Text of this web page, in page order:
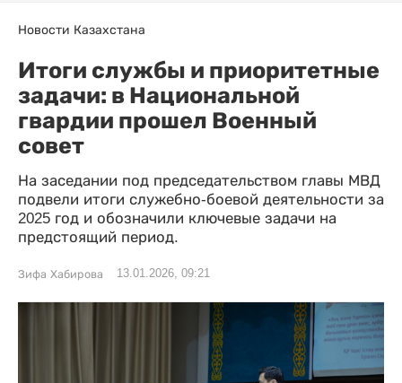
Новости Казахстана
Итоги службы и приоритетные
задачи: в Национальной
гвардии прошел Военный
совет
На заседании под председательством главы МВД
подвели итоги служебно-боевой деятельности за
2025 год и обозначили ключевые задачи на
предстоящий период.
Зифа Хабирова 13.01.2026, 09:21